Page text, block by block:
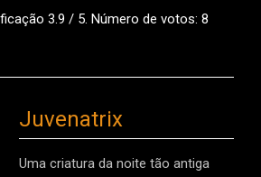
3.9 / 5. Número de votos: 8
Juvenatrix
Uma criatura da noite tão antiga